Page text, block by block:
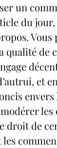
un
du
Vous
qualité de
et
droit de
les